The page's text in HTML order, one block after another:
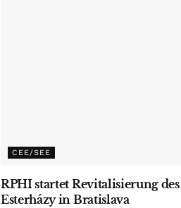
CEE/SEE
RPHI startet Revitalisierung des
Esterházy in Bratislava